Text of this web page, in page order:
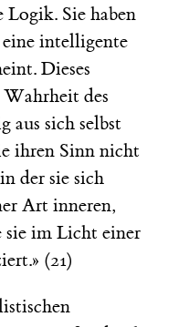
Logik. Sie haben
intelligente
Dieses
des
aus sich selbst
ihren Sinn nicht
der sie sich
Art inneren,
im Licht einer
(21)